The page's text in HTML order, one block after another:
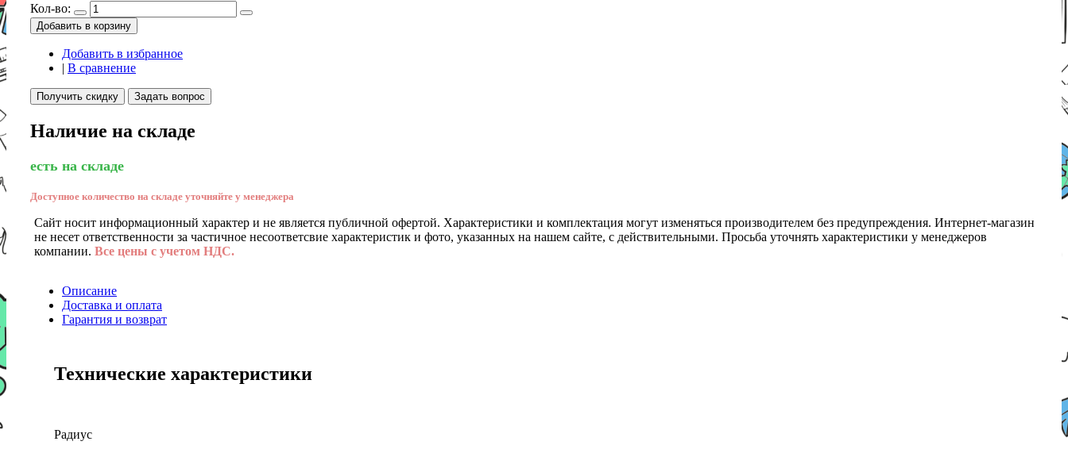
Кол-во:
Добавить в корзину
Добавить в избранное
| В сравнение
Получить скидку Задать вопрос
Наличие на складе
есть на складе
Доступное количество на складе уточняйте у менеджера
Сайт носит информационный характер и не является публичной офертой. Характеристики и комплектация могут изменяться производителем без предупреждения. Интернет-магазин
не несет ответственности за частичное несоответсвие характеристик и фото, указанных на нашем сайте, с действительными. Просьба уточнять характеристики у менеджеров
компании. Все цены с учетом НДС.
Описание
Доставка и оплата
Гарантия и возврат
Технические характеристики
Радиус